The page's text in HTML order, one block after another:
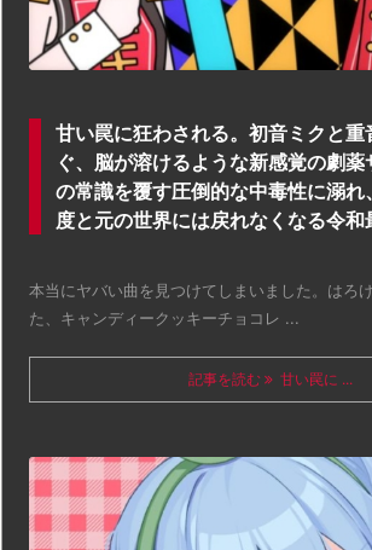
甘い罠に狂わされる。初音ミクと
ぐ、脳が溶けるような新感覚の劇
の常識を覆す圧倒的な中毒性に溺れ
度と元の世界には戻れなくなる令和
本当にヤバい曲を見つけてしまいました。はろ
た、キャンディークッキーチョコレ ...
記事を読む 甘い罠に ...